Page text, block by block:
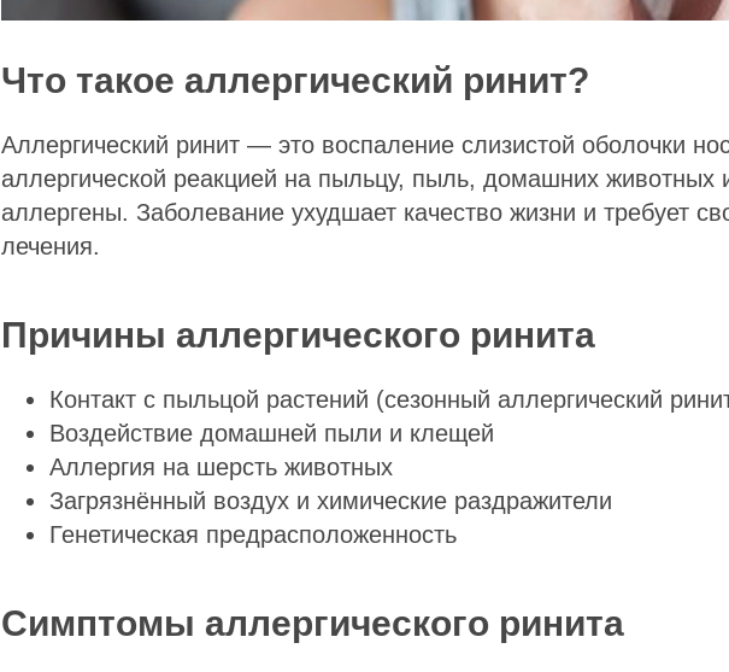
Что такое аллергический ринит?
Аллергический ринит — это воспаление слизистой оболочки
аллергической реакцией на пыльцу, пыль, домашних животных
аллергены. Заболевание ухудшает качество жизни и требует
лечения.
Причины аллергического ринита
Контакт с пыльцой растений (сезонный аллергический
Воздействие домашней пыли и клещей
Аллергия на шерсть животных
Загрязнённый воздух и химические раздражители
Генетическая предрасположенность
Симптомы аллергического ринита